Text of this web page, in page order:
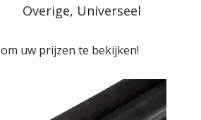
Overige, Universeel
om uw prijzen te bekijken!